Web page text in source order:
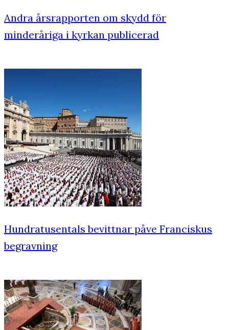
Andra årsrapporten om skydd för
minderåriga i kyrkan publicerad
Hundratusentals bevittnar påve Franciskus
begravning